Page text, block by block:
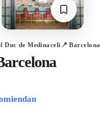
Duc de Medinaceli 📍Barcelona